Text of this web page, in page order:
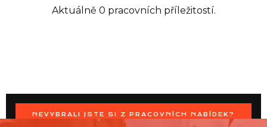
Aktuálně 0 pracovních příležitostí.
NEVYBRALI JSTE SI Z PRACOVNÍCH NABÍDEK?
OSLOVTE PRODEJNU PŘÍMO S VAŠIMI ČASOVÝMI